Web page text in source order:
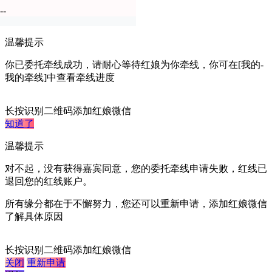
--
温馨提示
你已委托牵线成功，请耐心等待红娘为你牵线，你可在[我的-
我的牵线]中查看牵线进度
长按识别二维码添加红娘微信
知道了
温馨提示
对不起，没有获得嘉宾同意，您的委托牵线申请失败，红线已
退回您的红线账户。
所有缘分都在于不懈努力，您还可以重新申请，添加红娘微信
了解具体原因
长按识别二维码添加红娘微信
关闭 重新申请